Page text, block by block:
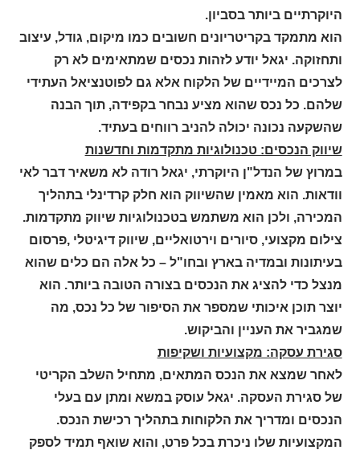
היוקרתיים ביותר בסביון.
הוא מתמקד בקריטריונים חשובים כמו מיקום, גודל, עיצוב
ותחזוקה. יגאל יודע לזהות נכסים שמתאימים לא רק
לצרכים המיידיים של הלקוח אלא גם לפוטנציאל העתידי
שלהם. כל נכס שהוא מציע נבחר בקפידה, תוך הבנה
שהשקעה נכונה יכולה להניב רווחים בעתיד.
שיווק הנכסים: טכנולוגיות מתקדמות וחדשנות
במרוץ של הנדל"ן היוקרתי, יגאל רודה לא משאיר דבר לאי
וודאות. הוא מאמין שהשיווק הוא חלק קרדינלי בתהליך
המכירה, ולכן הוא משתמש בטכנולוגיות שיווק מתקדמות.
צילום מקצועי, סיורים וירטואליים, שיווק דיגיטלי ,פרסום
בעיתונות ובמדיה בארץ ובחו"ל – כל אלה הם כלים שהוא
מנצל כדי להציג את הנכסים בצורה הטובה ביותר. הוא
יוצר תוכן איכותי שמספר את הסיפור של כל נכס, מה
שמגביר את העניין והביקוש.
סגירת עסקה: מקצועיות ושקיפות
לאחר שמצא את הנכס המתאים, מתחיל השלב הקריטי
של סגירת העסקה. יגאל עוסק במשא ומתן עם בעלי
הנכסים ומדריך את הלקוחות בתהליך רכישת הנכס.
המקצועיות שלו ניכרת בכל פרט, והוא שואף תמיד לספק